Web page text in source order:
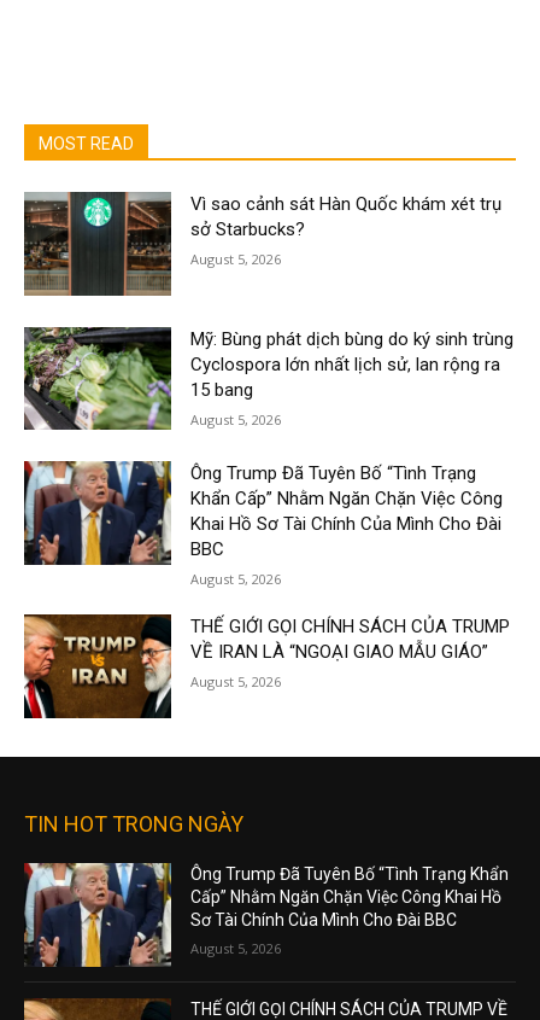
MOST READ
Vì sao cảnh sát Hàn Quốc khám xét trụ
sở Starbucks?
August 5, 2026
Mỹ: Bùng phát dịch bùng do ký sinh trùng
Cyclospora lớn nhất lịch sử, lan rộng ra
15 bang
August 5, 2026
Ông Trump Đã Tuyên Bố “Tình Trạng
Khẩn Cấp” Nhằm Ngăn Chặn Việc Công
Khai Hồ Sơ Tài Chính Của Mình Cho Đài
BBC
August 5, 2026
THẾ GIỚI GỌI CHÍNH SÁCH CỦA TRUMP
VỀ IRAN LÀ “NGOẠI GIAO MẪU GIÁO”
August 5, 2026
TIN HOT TRONG NGÀY
Ông Trump Đã Tuyên Bố “Tình Trạng Khẩn
Cấp” Nhằm Ngăn Chặn Việc Công Khai Hồ
Sơ Tài Chính Của Mình Cho Đài BBC
August 5, 2026
THẾ GIỚI GỌI CHÍNH SÁCH CỦA TRUMP VỀ